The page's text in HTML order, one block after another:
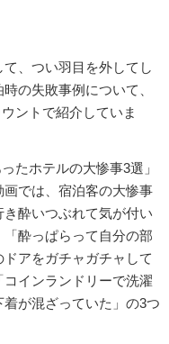
、つい羽目を外してし
の失敗事例について、
ントで紹介していま
たホテルの大惨事3選」
では、宿泊客の大惨事
酔いつぶれて気が付い
酔っぱらって自分の部
アをガチャガチャして
インランドリーで洗濯
が混ざっていた」の3つ